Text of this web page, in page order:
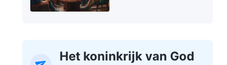
Het koninkrijk van God